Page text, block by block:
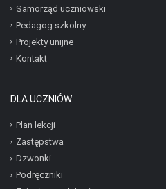
Samorząd uczniowski
Pedagog szkolny
Projekty unijne
Kontakt
DLA UCZNIÓW
Plan lekcji
Zastępstwa
Dzwonki
Podręczniki